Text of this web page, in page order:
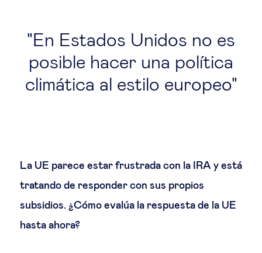
En Estados Unidos no es
posible hacer una política
climática al estilo europeo
La UE parece estar frustrada con la IRA y está
tratando de responder con sus propios
subsidios. ¿Cómo evalúa la respuesta de la UE
hasta ahora?